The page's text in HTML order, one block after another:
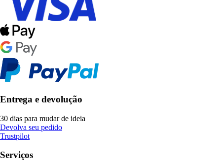
Entrega e devolução
30 dias para mudar de ideia
Devolva seu pedido
Trustpilot
Serviços